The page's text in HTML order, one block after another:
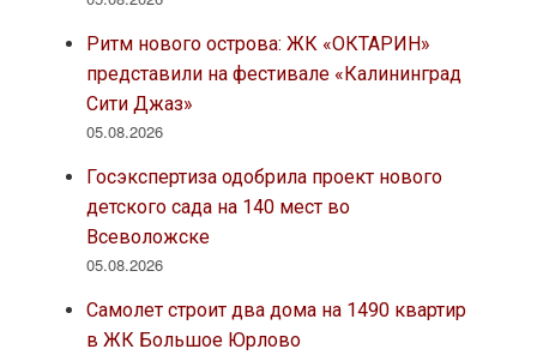
Ритм нового острова: ЖК «ОКТАРИН»
представили на фестивале «Калининград
Сити Джаз»
05.08.2026
Госэкспертиза одобрила проект нового
детского сада на 140 мест во
Всеволожске
05.08.2026
Самолет строит два дома на 1490 квартир
в ЖК Большое Юрлово